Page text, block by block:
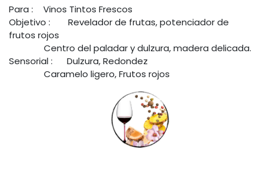
Para :
Vinos Tintos Frescos
Objetivo :
Revelador de frutas, potenciador de
frutos rojos
Centro del paladar y dulzura, madera delicada.
Sensorial :
Dulzura, Redondez
Caramelo ligero, Frutos rojos